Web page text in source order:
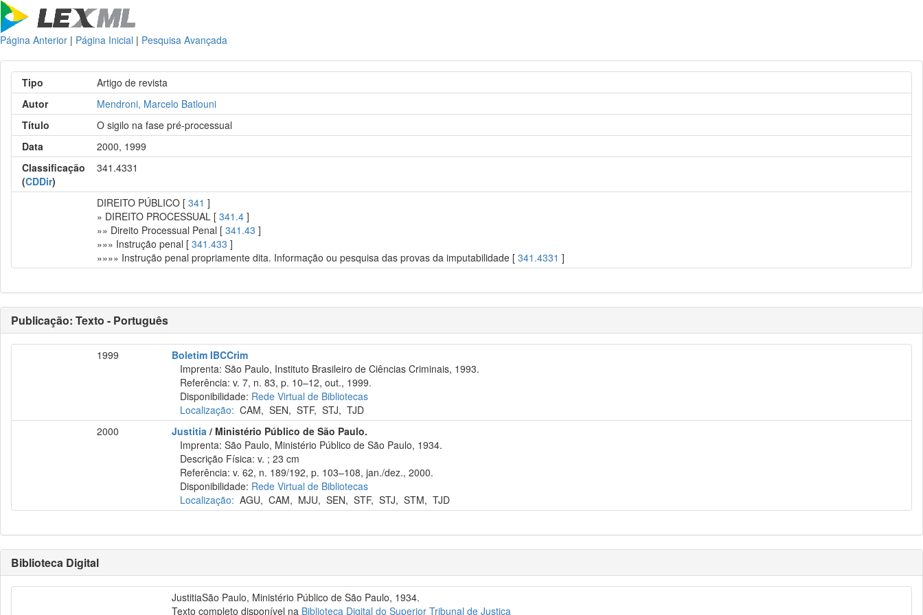
Página Anterior | Página Inicial | Pesquisa Avançada
Tipo
Artigo de revista
Autor
Mendroni, Marcelo Batlouni
Título
O sigilo na fase pré-processual
Data
2000, 1999
Classificação
(CDDir)
341.4331
DIREITO PÚBLICO [341 ]
» DIREITO PROCESSUAL [341.4 ]
»» Direito Processual Penal [341.43 ]
»»» Instrução penal [341.433 ]
»»»» Instrução penal propriamente dita. Informação ou pesquisa das provas da imputabilidade [341.4331 ]
Publicação: Texto - Português
1999
Boletim IBCCrim
Imprenta: São Paulo, Instituto Brasileiro de Ciências Criminais, 1993.
Referência: v. 7, n. 83, p. 10–12, out., 1999.
Disponibilidade: Rede Virtual de Bibliotecas
Localização: CAM,SEN,STF,STJ,TJD
2000
Justitia / Ministério Público de São Paulo.
Imprenta: São Paulo, Ministério Público de São Paulo, 1934.
Descrição Física: v. ; 23 cm
Referência: v. 62, n. 189/192, p. 103–108, jan./dez., 2000.
Disponibilidade: Rede Virtual de Bibliotecas
Localização: AGU,CAM, MJU,SEN,STF,STJ,STM,TJD
Biblioteca Digital
JustitiaSão Paulo, Ministério Público de São Paulo, 1934.
Texto completo disponível na Biblioteca Digital do Superior Tribunal de Justiça